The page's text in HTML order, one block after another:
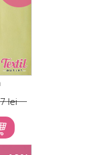
lei